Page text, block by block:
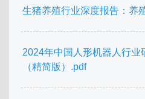
生猪养殖行业深度报告：养
2024年中国人形机器人行
（精简版）.pdf